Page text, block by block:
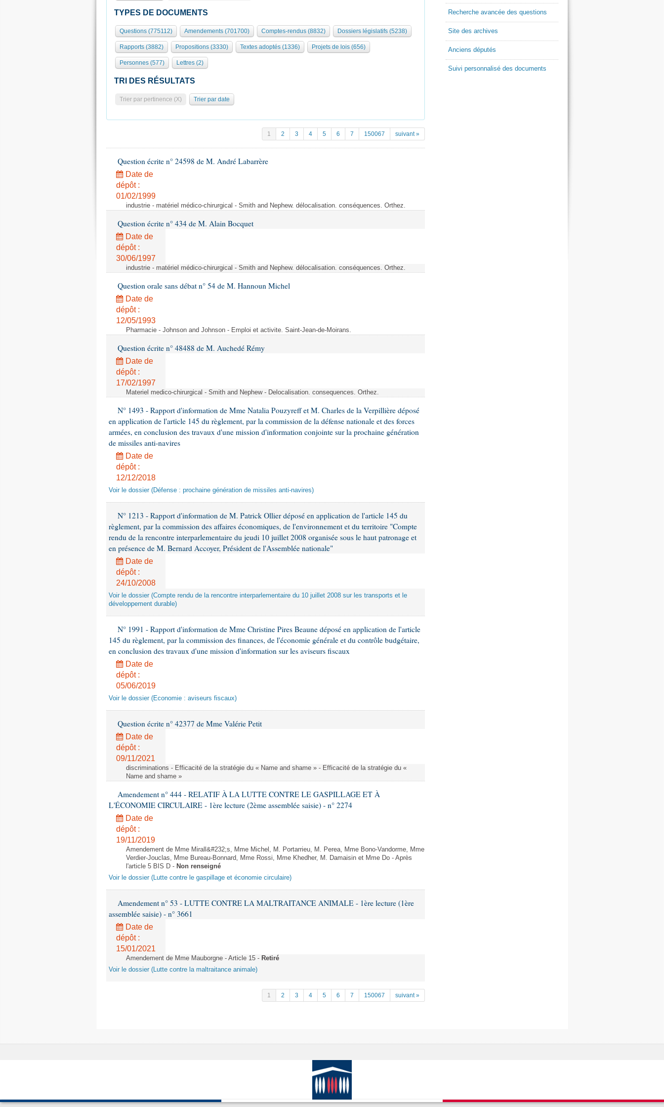
TYPES DE DOCUMENTS
Questions (775112) Amendements (701700) Comptes-rendus (8832) Dossiers législatifs (5238)
Rapports (3882) Propositions (3330) Textes adoptés (1336) Projets de lois (656)
Personnes (577) Lettres (2)
TRI DES RÉSULTATS
Trier par pertinence (X) Trier par date
1 2 3 4 5 6 7 150067 suivant »
Question écrite n° 24598 de M. André Labarrère
Date de
dépôt :
01/02/1999
industrie - matériel médico-chirurgical - Smith and Nephew. délocalisation. conséquences. Orthez.
Question écrite n° 434 de M. Alain Bocquet
Date de
dépôt :
30/06/1997
industrie - matériel médico-chirurgical - Smith and Nephew. délocalisation. conséquences. Orthez.
Question orale sans débat n° 54 de M. Hannoun Michel
Date de
dépôt :
12/05/1993
Pharmacie - Johnson and Johnson - Emploi et activite. Saint-Jean-de-Moirans.
Question écrite n° 48488 de M. Auchedé Rémy
Date de
dépôt :
17/02/1997
Materiel medico-chirurgical - Smith and Nephew - Delocalisation. consequences. Orthez.
N° 1493 - Rapport d'information de Mme Natalia Pouzyreff et M. Charles de la Verpillière déposé
en application de l'article 145 du règlement, par la commission de la défense nationale et des forces
armées, en conclusion des travaux d'une mission d'information conjointe sur la prochaine génération
de missiles anti-navires
Date de
dépôt :
12/12/2018
Voir le dossier (Défense : prochaine génération de missiles anti-navires)
N° 1213 - Rapport d'information de M. Patrick Ollier déposé en application de l'article 145 du
règlement, par la commission des affaires économiques, de l'environnement et du territoire "Compte
rendu de la rencontre interparlementaire du jeudi 10 juillet 2008 organisée sous le haut patronage et
en présence de M. Bernard Accoyer, Président de l'Assemblée nationale"
Date de
dépôt :
24/10/2008
Voir le dossier (Compte rendu de la rencontre interparlementaire du 10 juillet 2008 sur les transports et le
développement durable)
N° 1991 - Rapport d'information de Mme Christine Pires Beaune déposé en application de l'article
145 du règlement, par la commission des finances, de l'économie générale et du contrôle budgétaire,
en conclusion des travaux d'une mission d'information sur les aviseurs fiscaux
Date de
dépôt :
05/06/2019
Voir le dossier (Economie : aviseurs fiscaux)
Question écrite n° 42377 de Mme Valérie Petit
Date de
dépôt :
09/11/2021
discriminations - Efficacité de la stratégie du « Name and shame » - Efficacité de la stratégie du «
Name and shame »
Amendement n° 444 - RELATIF À LA LUTTE CONTRE LE GASPILLAGE ET À
L'ÉCONOMIE CIRCULAIRE - 1ère lecture (2ème assemblée saisie) - n° 2274
Date de
dépôt :
19/11/2019
Amendement de Mme Mirall&#232;s, Mme Michel, M. Portarrieu, M. Perea, Mme Bono-Vandorme, Mme
Verdier-Jouclas, Mme Bureau-Bonnard, Mme Rossi, Mme Khedher, M. Damaisin et Mme Do - Après
l'article 5 BIS D - Non renseigné
Voir le dossier (Lutte contre le gaspillage et économie circulaire)
Amendement n° 53 - LUTTE CONTRE LA MALTRAITANCE ANIMALE - 1ère lecture (1ère
assemblée saisie) - n° 3661
Date de
dépôt :
15/01/2021
Amendement de Mme Mauborgne - Article 15 - Retiré
Voir le dossier (Lutte contre la maltraitance animale)
1 2 3 4 5 6 7 150067 suivant »
Recherche avancée des questions
Site des archives
Anciens députés
Suivi personnalisé des documents